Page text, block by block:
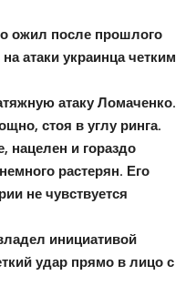
ожил после прошлого
атаки украинца четким
атаку Ломаченко.
стоя в углу ринга.
нацелен и гораздо
растерян. Его
не чувствуется
инициативой
удар прямо в лицо с